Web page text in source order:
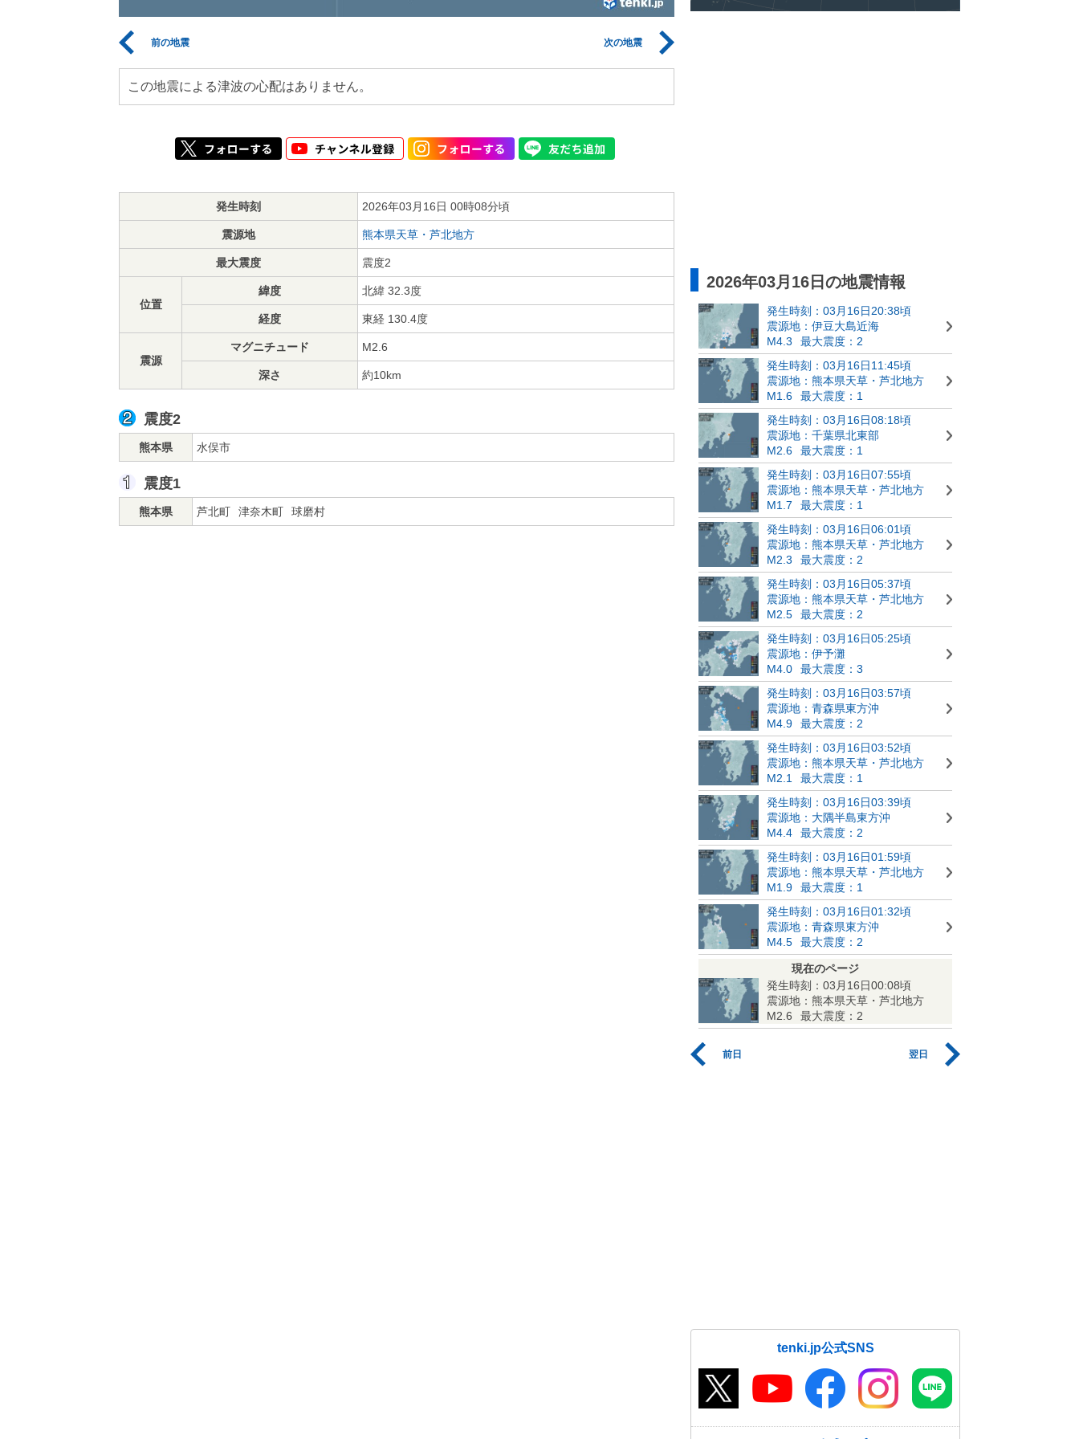
前の地震 次の地震
この地震による津波の心配はありません。
発生時刻 2026年03月16日 00時08分頃
震源地 熊本県天草・芦北地方
最大震度 震度2
位置
緯度 北緯 32.3度
経度 東経 130.4度
震源
マグニチュード M2.6
深さ 約10km
震度2
熊本県 水俣市
震度1
熊本県 芦北町 津奈木町 球磨村
2026年03月16日の地震情報
発生時刻：03月16日20:38頃
震源地：伊豆大島近海
M4.3
最大震度：2
発生時刻：03月16日11:45頃
震源地：熊本県天草・芦北地方
M1.6
最大震度：1
発生時刻：03月16日08:18頃
震源地：千葉県北東部
M2.6
最大震度：1
発生時刻：03月16日07:55頃
震源地：熊本県天草・芦北地方
M1.7
最大震度：1
発生時刻：03月16日06:01頃
震源地：熊本県天草・芦北地方
M2.3
最大震度：2
発生時刻：03月16日05:37頃
震源地：熊本県天草・芦北地方
M2.5
最大震度：2
発生時刻：03月16日05:25頃
震源地：伊予灘
M4.0
最大震度：3
発生時刻：03月16日03:57頃
震源地：青森県東方沖
M4.9
最大震度：2
発生時刻：03月16日03:52頃
震源地：熊本県天草・芦北地方
M2.1
最大震度：1
発生時刻：03月16日03:39頃
震源地：大隅半島東方沖
M4.4
最大震度：2
発生時刻：03月16日01:59頃
震源地：熊本県天草・芦北地方
M1.9
最大震度：1
発生時刻：03月16日01:32頃
震源地：青森県東方沖
M4.5
最大震度：2
現在のページ
発生時刻：03月16日00:08頃
震源地：熊本県天草・芦北地方
M2.6
最大震度：2
前日 翌日
tenki.jp公式SNS